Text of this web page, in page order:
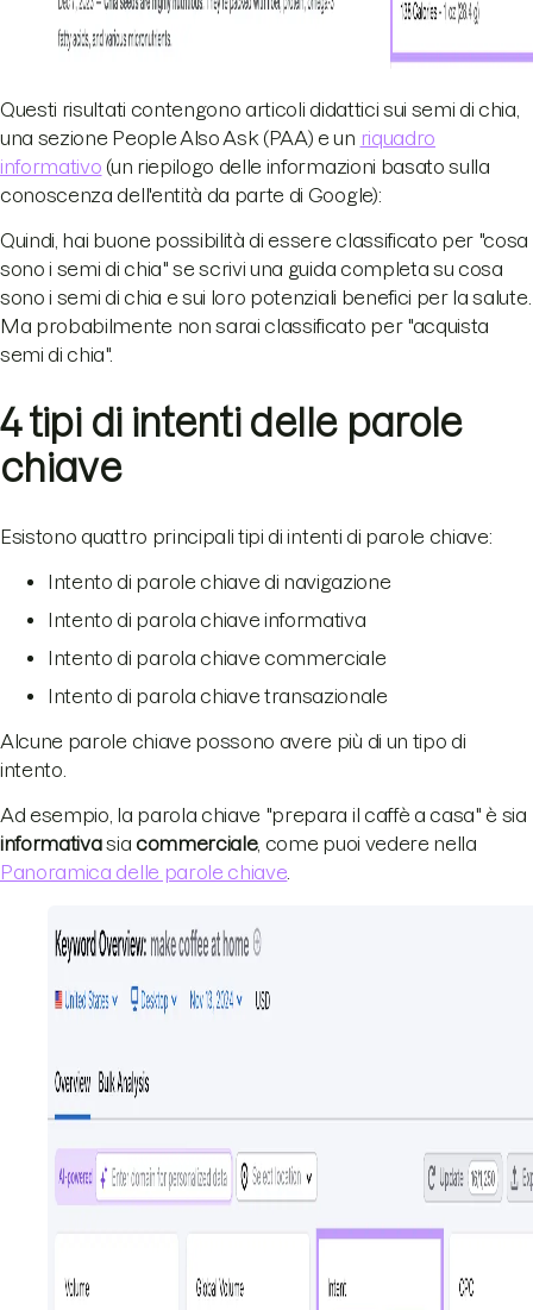
Questi risultati contengono articoli didattici sui semi di chia,
una sezione People Also Ask (PAA) e un riquadro
informativo (un riepilogo delle informazioni basato sulla
conoscenza dell'entità da parte di Google):
Quindi, hai buone possibilità di essere classificato per "cosa
sono i semi di chia" se scrivi una guida completa su cosa
sono i semi di chia e sui loro potenziali benefici per la salute.
Ma probabilmente non sarai classificato per "acquista
semi di chia".
4 tipi di intenti delle parole
chiave
Esistono quattro principali tipi di intenti di parole chiave:
Intento di parole chiave di navigazione
Intento di parola chiave informativa
Intento di parola chiave commerciale
Intento di parola chiave transazionale
Alcune parole chiave possono avere più di un tipo di
intento.
Ad esempio, la parola chiave "prepara il caffè a casa" è sia
informativasia commerciale, come puoi vedere nella
Panoramica delle parole chiave